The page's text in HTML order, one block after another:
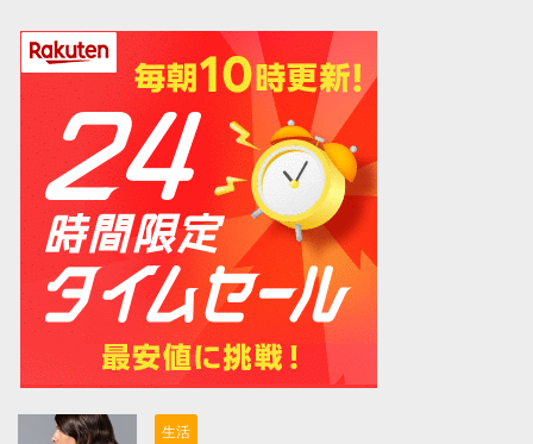
生活